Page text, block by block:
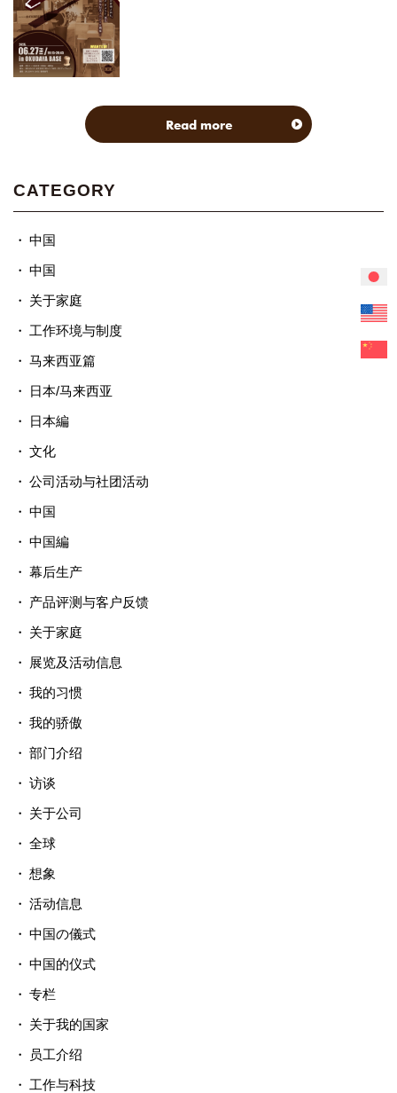
Read more
CATEGORY
中国
中国
关于家庭
工作环境与制度
马来西亚篇
日本/马来西亚
日本編
文化
公司活动与社团活动
中国
中国編
幕后生产
产品评测与客户反馈
关于家庭
展览及活动信息
我的习惯
我的骄傲
部门介绍
访谈
关于公司
全球
想象
活动信息
中国の儀式
中国的仪式
专栏
关于我的国家
员工介绍
工作与科技